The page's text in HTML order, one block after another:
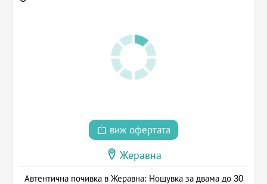
виж офертата
Жеравна
Автентична почивка в Жеравна: Нощувка за двама до 30